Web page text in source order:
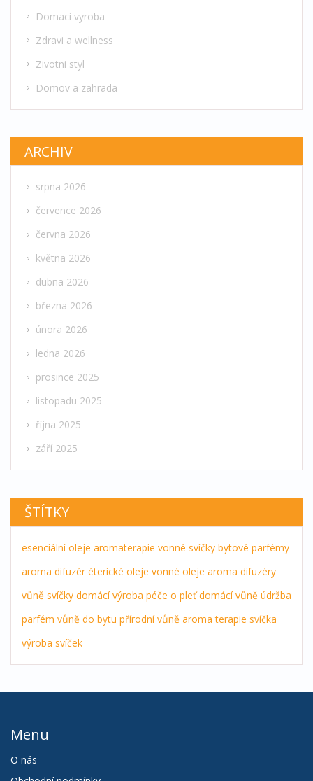
Domaci vyroba
Zdravi a wellness
Zivotni styl
Domov a zahrada
ARCHIV
srpna 2026
července 2026
června 2026
května 2026
dubna 2026
března 2026
února 2026
ledna 2026
prosince 2025
listopadu 2025
října 2025
září 2025
ŠTÍTKY
esenciální oleje aromaterapie vonné svíčky bytové parfémy
aroma difuzér éterické oleje vonné oleje aroma difuzéry
vůně svíčky domácí výroba péče o pleť domácí vůně údržba
parfém vůně do bytu přírodní vůně aroma terapie svíčka
výroba svíček
Menu
O nás